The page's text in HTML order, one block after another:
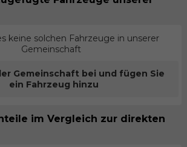
keine solchen Fahrzeuge in unserer
Gemeinschaft
Gemeinschaft bei und fügen Sie
ein Fahrzeug hinzu
im Vergleich zur direkten